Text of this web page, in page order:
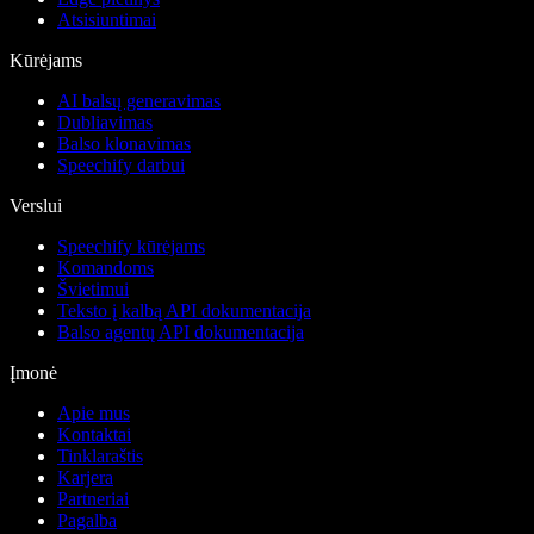
Atsisiuntimai
Kūrėjams
AI balsų generavimas
Dubliavimas
Balso klonavimas
Speechify darbui
Verslui
Speechify kūrėjams
Komandoms
Švietimui
Teksto į kalbą API dokumentacija
Balso agentų API dokumentacija
Įmonė
Apie mus
Kontaktai
Tinklaraštis
Karjera
Partneriai
Pagalba